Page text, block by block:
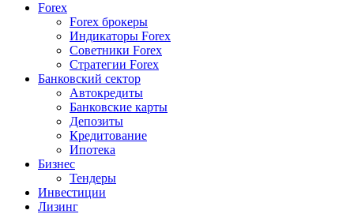
Forex
Forex брокеры
Индикаторы Forex
Советники Forex
Стратегии Forex
Банковский сектор
Автокредиты
Банковские карты
Депозиты
Кредитование
Ипотека
Бизнес
Тендеры
Инвестиции
Лизинг